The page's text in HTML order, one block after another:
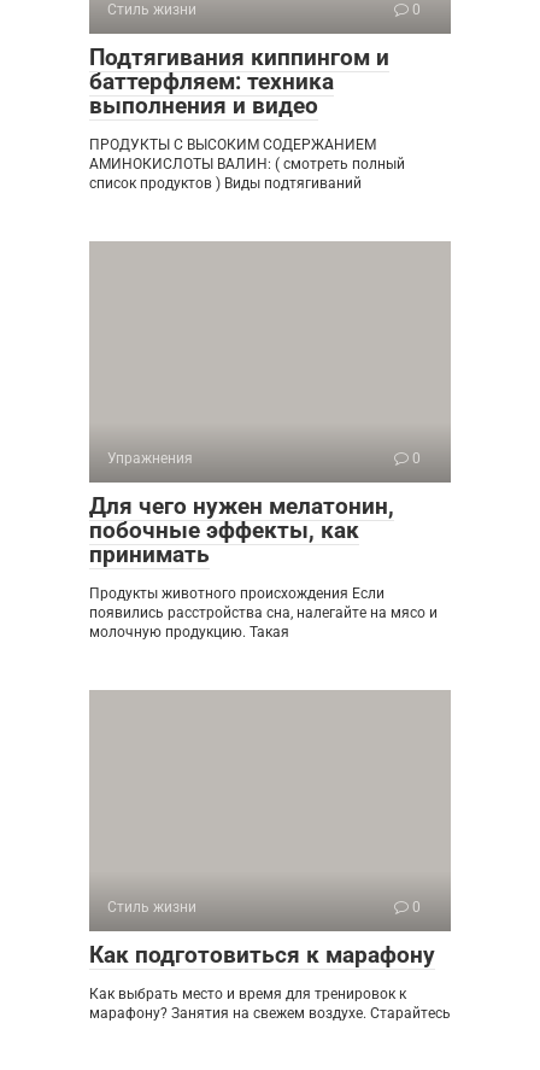
Стиль жизни 0
Подтягивания киппингом и
баттерфляем: техника
выполнения и видео
ПРОДУКТЫ С ВЫСОКИМ СОДЕРЖАНИЕМ
АМИНОКИСЛОТЫ ВАЛИН: ( смотреть полный
список продуктов ) Виды подтягиваний
Упражнения 0
Для чего нужен мелатонин,
побочные эффекты, как
принимать
Продукты животного происхождения Если
появились расстройства сна, налегайте на мясо и
молочную продукцию. Такая
Стиль жизни 0
Как подготовиться к марафону
Как выбрать место и время для тренировок к
марафону? Занятия на свежем воздухе. Старайтесь